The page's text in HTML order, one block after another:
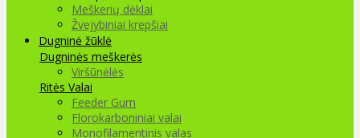
Meškerių dėklai
Žvejybiniai krepšiai
Dugninė žūklė
Dugninės meškerės
Viršūnėlės
Ritės Valai
Feeder Gum
Florokarboniniai valai
Monofilamentinis valas